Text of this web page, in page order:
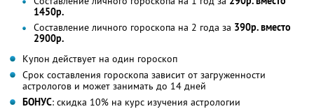
1450р.
Составление личного гороскопа на 2 года за 390р. вместо
2900р.
Купон действует на один гороскоп
Срок составления гороскопа зависит от загруженности
астрологов и может занимать до 14 дней
БОНУС: скидка 10% на курс изучения астрологии